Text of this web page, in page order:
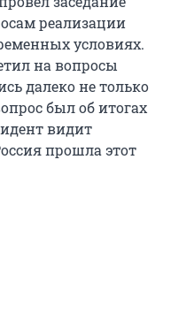
реализации
условиях.
на вопросы
далеко не только
был об итогах
видит
прошла этот